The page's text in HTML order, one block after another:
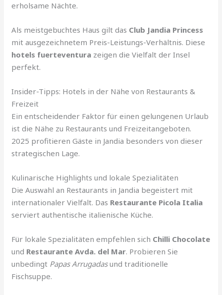
erholsame Nächte.
Als meistgebuchtes Haus gilt das Club Jandia Princess
mit ausgezeichnetem Preis-Leistungs-Verhältnis. Diese
hotels fuerteventura zeigen die Vielfalt der Insel
perfekt.
Insider-Tipps: Hotels in der Nähe von Restaurants &
Freizeit
Ein entscheidender Faktor für einen gelungenen Urlaub
ist die Nähe zu Restaurants und Freizeitangeboten.
2025 profitieren Gäste in Jandia besonders von dieser
strategischen Lage.
Kulinarische Highlights und lokale Spezialitäten
Die Auswahl an Restaurants in Jandia begeistert mit
internationaler Vielfalt. Das Restaurante Picola Italia
serviert authentische italienische Küche.
Für lokale Spezialitäten empfehlen sich Chilli Chocolate
und Restaurante Avda. del Mar. Probieren Sie
unbedingt Papas Arrugadasund traditionelle
Fischsuppe.